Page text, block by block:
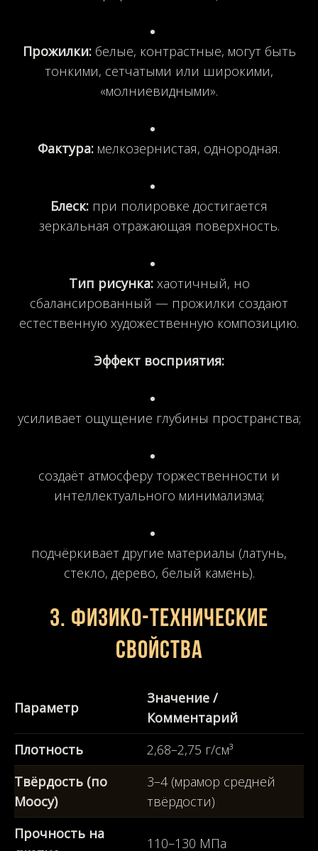
Прожилки:белые, контрастные, могут быть
тонкими, сетчатыми или широкими,
«молниевидными».
Фактура: мелкозернистая, однородная.
Блеск: при полировке достигается
зеркальная отражающая поверхность.
Тип рисунка:хаотичный, но
сбалансированный — прожилки создают
естественную художественную композицию.
Эффект восприятия:
усиливает ощущение глубины пространства;
создаёт атмосферу торжественности и
интеллектуального минимализма;
подчёркивает другие материалы (латунь,
стекло, дерево, белый камень).
3. Физико-технические
свойства
Параметр
Значение /
Комментарий
Плотность
2,68–2,75 г/см³
Твёрдость (по
Моосу)
3–4 (мрамор средней
твёрдости)
Прочность на
110–130 МПа